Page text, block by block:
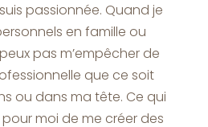
passionnée. Quand je
en famille ou
pas m’empêcher de
que ce soit
ou dans ma tête. Ce qui
moi de me créer des